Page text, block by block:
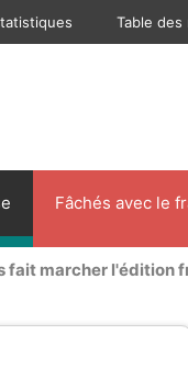
Table des
Fâchés avec le
fait marcher l'édition